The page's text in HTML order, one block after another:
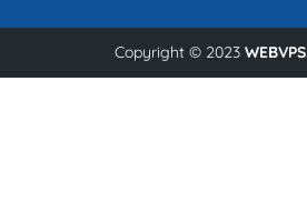
Copyright © 2023 WEBVPS